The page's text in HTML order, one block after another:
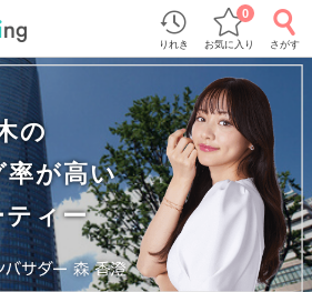
りれき お気に入り
0
さがす
の
率が高い
ティー